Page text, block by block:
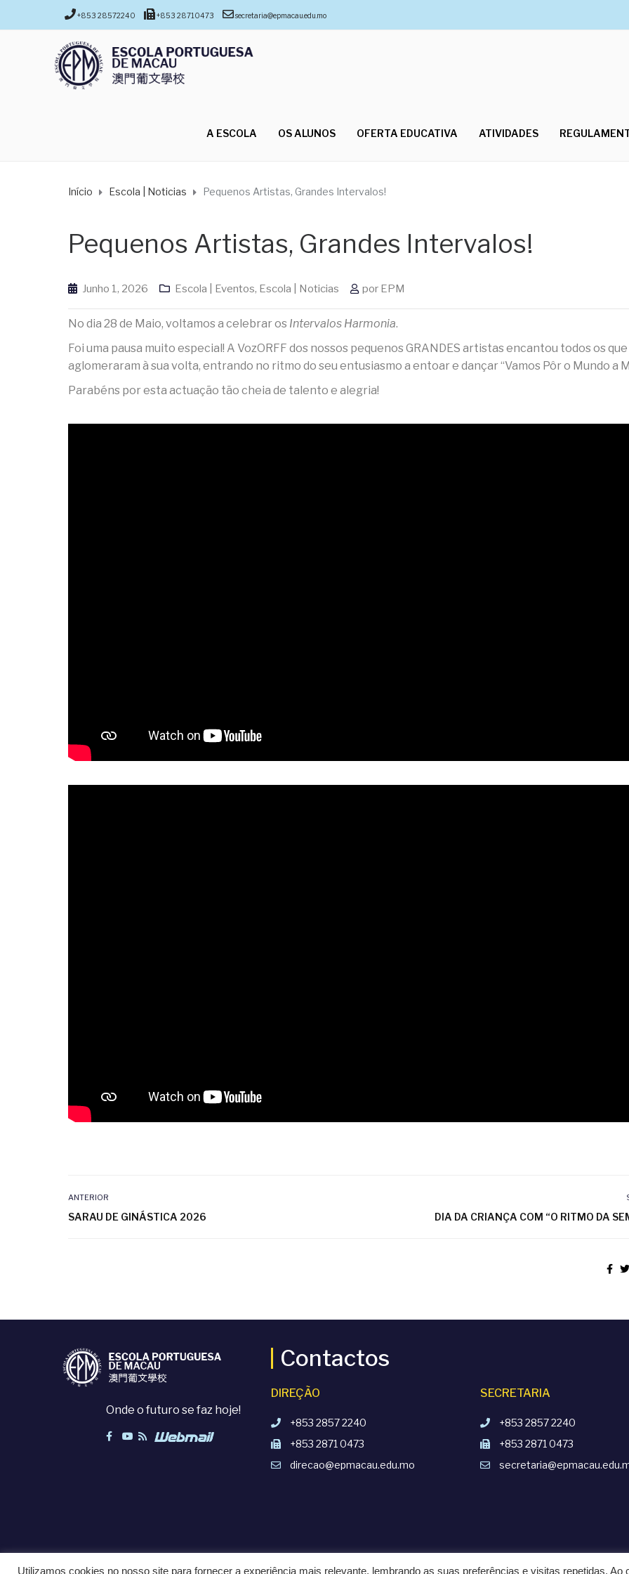
+853 28572240 +853 28710473 secretaria@epmacau.edu.mo
A ESCOLA
OS ALUNOS OFERTA EDUCATIVA ATIVIDADES
Início Escola | Noticias Pequenos Artistas, Grandes Intervalos!
Pequenos Artistas, Grandes Intervalos!
Junho 1, 2026 Escola | Eventos, Escola | Noticias por EPM
No dia 28 de Maio, voltamos a celebrar os Intervalos Harmonia.
Foi uma pausa muito especial! A VozORFF dos nossos pequenos GRANDES artistas encantou todos os que
aglomeraram à sua volta, entrando no ritmo do seu entusiasmo a entoar e dançar “Vamos Pôr o Mundo a
Parabéns por esta actuação tão cheia de talento e alegria!
ANTERIOR
SARAU DE GINÁSTICA 2026 DIA DA CRIANÇA COM “O RITMO DA
Onde o futuro se faz hoje!
Contactos
DIREÇÃO
+853 2857 2240
+853 2871 0473
direcao@epmacau.edu.mo
SECRETARIA
+853 2857 2240
+853 2871 0473
Utilizamos cookies no nosso site para fornecer a experiência mais relevante, lembrando as suas preferências e visitas repetidas. Ao